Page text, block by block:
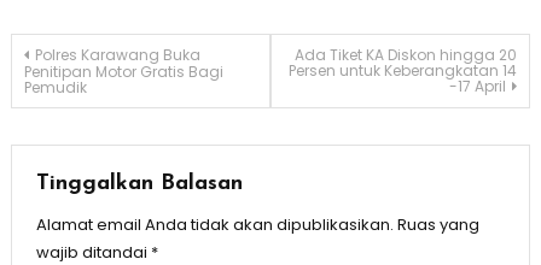
Navigasi
pos
Polres Karawang Buka
Penitipan Motor Gratis Bagi
Pemudik
Ada Tiket KA Diskon hingga 20
Persen untuk Keberangkatan 14
-17 April
Tinggalkan Balasan
Alamat email Anda tidak akan dipublikasikan. Ruas yang
wajib ditandai *